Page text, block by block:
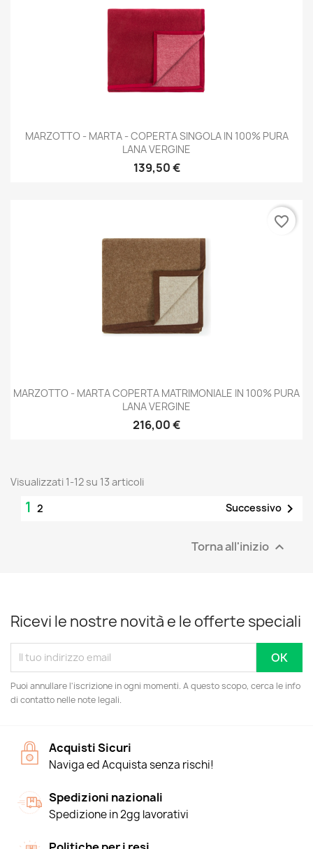
MARZOTTO - MARTA - COPERTA SINGOLA IN 100% PURA
LANA VERGINE
139,50 €
MARZOTTO - MARTA COPERTA MATRIMONIALE IN 100% PURA
LANA VERGINE
216,00 €
favorite_border
Visualizzati 1-12 su 13 articoli
1 2 Successivo 
Torna all'inizio 
Ricevi le nostre novità e le offerte speciali
Puoi annullare l'iscrizione in ogni momenti. A questo scopo, cerca le info
di contatto nelle note legali.
Acquisti Sicuri
Naviga ed Acquista senza rischi!
Spedizioni nazionali
Spedizione in 2gg lavorativi